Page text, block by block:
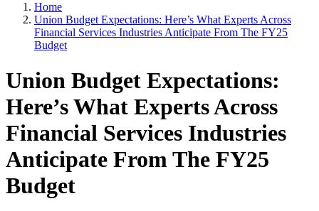
Home
Union Budget Expectations: Here’s What Experts Across
Financial Services Industries Anticipate From The FY25
Budget
Union Budget Expectations:
Here’s What Experts Across
Financial Services Industries
Anticipate From The FY25
Budget